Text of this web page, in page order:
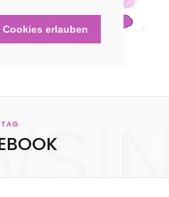
Cookies erlauben
TAG